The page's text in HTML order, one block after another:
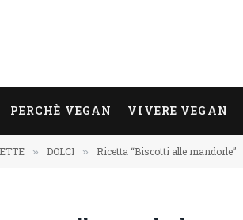
PERCHÈ VEGAN VIVERE VEGAN
» DOLCI » Ricetta “Biscotti alle mandorle”